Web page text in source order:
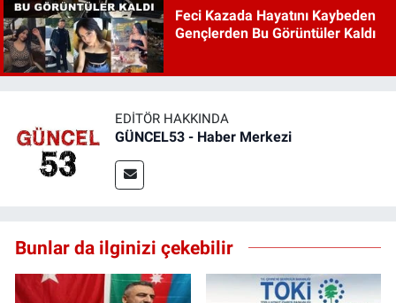
Feci Kazada Hayatını Kaybeden
Gençlerden Bu Görüntüler Kaldı
EDITÖR HAKKINDA
GÜNCEL53 - Haber Merkezi
Bunlar da ilginizi çekebilir